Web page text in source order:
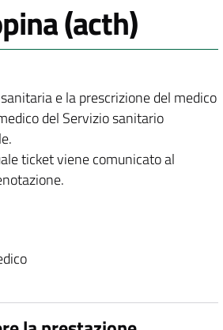
(acth)
e la prescrizione del medico
del Servizio sanitario
ticket viene comunicato al